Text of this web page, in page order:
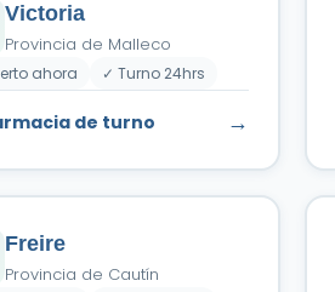
Victoria
Provincia de Malleco
ahora ✓ Turno 24hrs
de turno →
Freire
Provincia de Cautín